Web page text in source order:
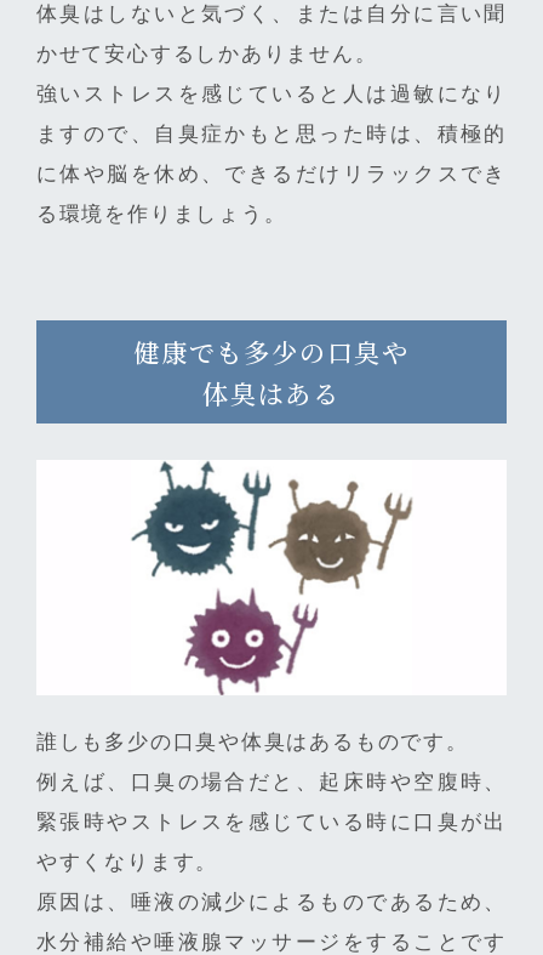
体臭はしないと気づく、または自分に言い聞
かせて安心するしかありません。
強いストレスを感じていると人は過敏になり
ますので、自臭症かもと思った時は、積極的
に体や脳を休め、できるだけリラックスでき
る環境を作りましょう。
健康でも多少の口臭や
体臭はある
誰しも多少の口臭や体臭はあるものです。
例えば、口臭の場合だと、起床時や空腹時、
緊張時やストレスを感じている時に口臭が出
やすくなります。
原因は、唾液の減少によるものであるため、
水分補給や唾液腺マッサージをすることです